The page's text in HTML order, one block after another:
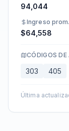
94,044
Ingreso prom.
$64,558
CÓDIGOS DE
303 405
Última